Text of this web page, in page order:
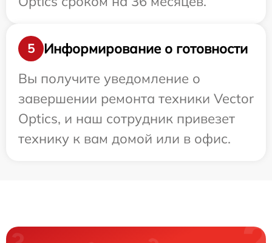
5
Информирование о готовности
Вы получите уведомление о
завершении ремонта техники Vector
Optics, и наш сотрудник привезет
технику к вам домой или в офис.